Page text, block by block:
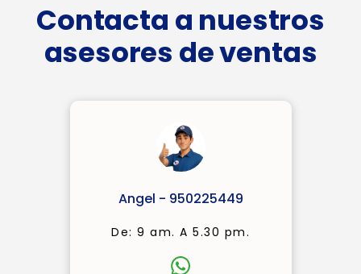
Contacta a nuestros
asesores de ventas
Angel - 950225449
De: 9 am. A 5.30 pm.